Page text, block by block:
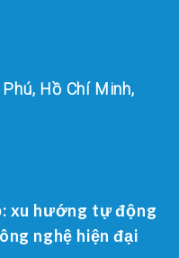
Hồ Chí Minh,
xu hướng tự động
nghệ hiện đại